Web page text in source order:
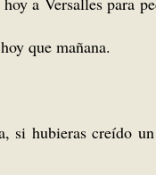
que mañana.
si hubieras creído